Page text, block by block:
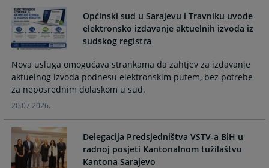
question
mark
key
to
get
the
keyboard
for
changing
dates.
mark
key
to
get
the
keyboard
dates.
Općinski sud u Sarajevu i Travniku uvode
elektronsko izdavanje aktuelnih izvoda iz
sudskog registra
Nova usluga omogućava strankama da zahtjev za izdavanje
aktuelnog izvoda podnesu elektronskim putem, bez potrebe
za neposrednim dolaskom u sud.
20.07.2026.
Delegacija Predsjedništva VSTV-a BiH u
radnoj posjeti Kantonalnom tužilaštvu
Kantona Sarajevo